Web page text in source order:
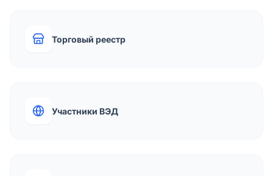
Торговый реестр
Участники ВЭД